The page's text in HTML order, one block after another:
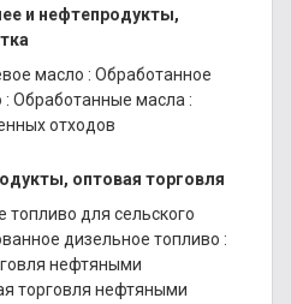
и нефтепродукты,
масло : Обработанное
: Обработанные масла :
отходов
оптовая торговля
топливо для сельского
дизельное топливо :
нефтяными
торговля нефтяными